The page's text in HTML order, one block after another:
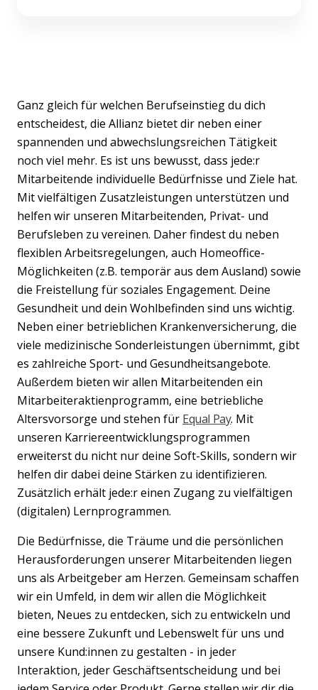
Ganz gleich für welchen Berufseinstieg du dich
entscheidest, die Allianz bietet dir neben einer
spannenden und abwechslungsreichen Tätigkeit
noch viel mehr. Es ist uns bewusst, dass jede:r
Mitarbeitende individuelle Bedürfnisse und Ziele hat.
Mit vielfältigen Zusatzleistungen unterstützen und
helfen wir unseren Mitarbeitenden, Privat- und
Berufsleben zu vereinen. Daher findest du neben
flexiblen Arbeitsregelungen, auch Homeoffice-
Möglichkeiten (z.B. temporär aus dem Ausland) sowie
die Freistellung für soziales Engagement. Deine
Gesundheit und dein Wohlbefinden sind uns wichtig.
Neben einer betrieblichen Krankenversicherung, die
viele medizinische Sonderleistungen übernimmt, gibt
es zahlreiche Sport- und Gesundheitsangebote.
Außerdem bieten wir allen Mitarbeitenden ein
Mitarbeiteraktienprogramm, eine betriebliche
Altersvorsorge und stehen für Equal Pay. Mit
unseren Karriereentwicklungsprogrammen
erweiterst du nicht nur deine Soft-Skills, sondern wir
helfen dir dabei deine Stärken zu identifizieren.
Zusätzlich erhält jede:r einen Zugang zu vielfältigen
(digitalen) Lernprogrammen.
Die Bedürfnisse, die Träume und die persönlichen
Herausforderungen unserer Mitarbeitenden liegen
uns als Arbeitgeber am Herzen. Gemeinsam schaffen
wir ein Umfeld, in dem wir allen die Möglichkeit
bieten, Neues zu entdecken, sich zu entwickeln und
eine bessere Zukunft und Lebenswelt für uns und
unsere Kund:innen zu gestalten - in jeder
Interaktion, jeder Geschäftsentscheidung und bei